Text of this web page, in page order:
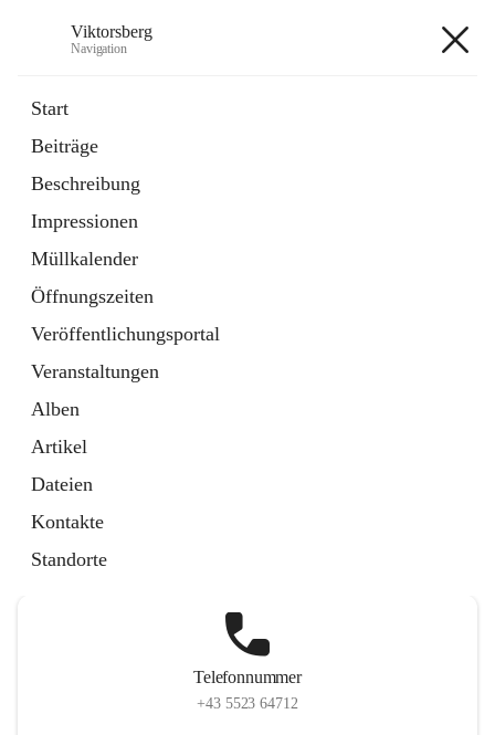
Viktorsberg
Navigation
Start
Beiträge
Beschreibung
Impressionen
Müllkalender
Öffnungszeiten
Veröffentlichungsportal
Veranstaltungen
Alben
Artikel
Dateien
Kontakte
Standorte
1 Schnellzugriff
Bürgerservice
10 Schnellzugriffe
Telefonnummer
+43 5523 64712